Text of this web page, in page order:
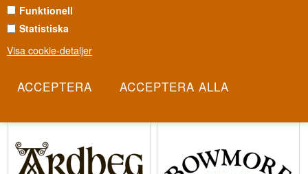
Funktionell
Statistiska
Visa cookie-detaljer
Få en smakupplevelse utöver det vanliga med en rökt whisky från
Islay . Den lilla skotska ön Islay har alltid varit mycket efterfrågad
när det kommer till whisky. Detta beror på den ikoniska smaken,
som kännetecknas av toner av rök, tång och tjära. Vi har samlat ett
har några frågor om Islay whisky.